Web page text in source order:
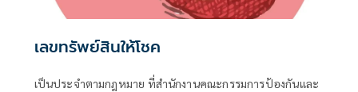
เลขทรัพย์สินให้โชค
เป็นประจำตามกฎหมาย ที่สำนักงานคณะกรรมการป้องกันและ